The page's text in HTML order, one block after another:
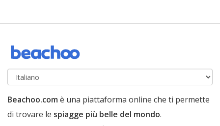
Beachoo.com è una piattaforma online che ti permette
di trovare le spiagge più belle del mondo.